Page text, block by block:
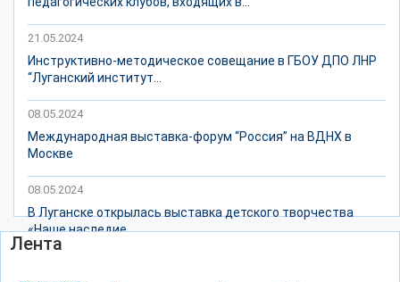
21.05.2024
Инструктивно-методическое совещание в ГБОУ ДПО ЛНР
“Луганский институт...
08.05.2024
Международная выставка-форум “Россия” на ВДНХ в
Москве
08.05.2024
В Луганске открылась выставка детского творчества
«Наше наследие...
Лента